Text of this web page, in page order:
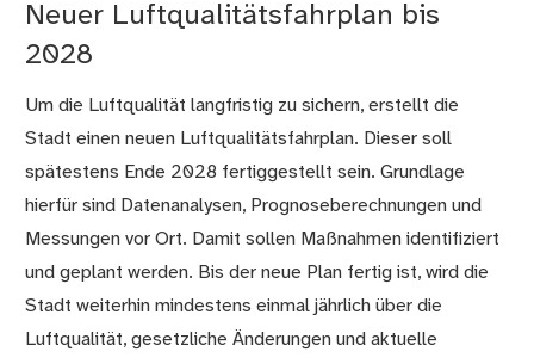
Neuer Luftqualitätsfahrplan bis
2028
Um die Luftqualität langfristig zu sichern, erstellt die
Stadt einen neuen Luftqualitätsfahrplan. Dieser soll
spätestens Ende 2028 fertiggestellt sein. Grundlage
hierfür sind Datenanalysen, Prognoseberechnungen und
Messungen vor Ort. Damit sollen Maßnahmen identifiziert
und geplant werden. Bis der neue Plan fertig ist, wird die
Stadt weiterhin mindestens einmal jährlich über die
Luftqualität, gesetzliche Änderungen und aktuelle